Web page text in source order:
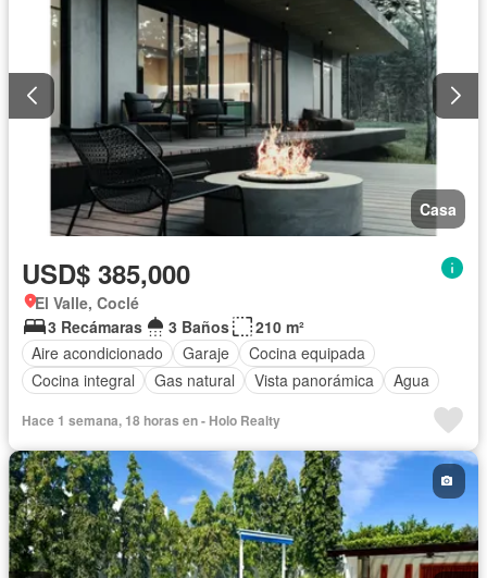
Casa
USD$ 385,000
El Valle, Coclé
3 Recámaras
3 Baños
210 m²
Aire acondicionado
Garaje
Cocina equipada
Cocina integral
Gas natural Vista panorámica Agua
Hace 1 semana, 18 horas en - Holo Realty